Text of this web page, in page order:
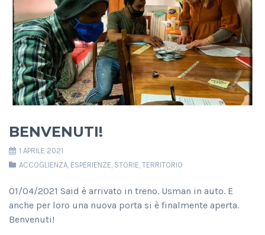
BENVENUTI!
1 APRILE 2021
ACCOGLIENZA, ESPERIENZE, STORIE, TERRITORIO
01/04/2021 Said è arrivato in treno. Usman in auto. E
anche per loro una nuova porta si è finalmente aperta.
Benvenuti!